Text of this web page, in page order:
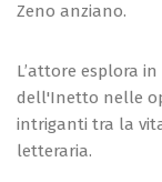
Zeno anziano.
L’attore esplora
dell'Inetto nelle
intriganti tra la
letteraria.